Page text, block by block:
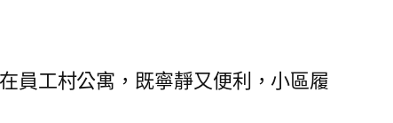
員工村公寓，既寧靜又便利，小區履